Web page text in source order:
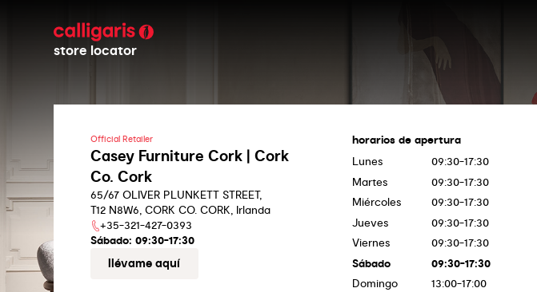
store locator
Official Retailer
Casey Furniture Cork | Cork
Co. Cork
65/67 OLIVER PLUNKETT STREET,
T12 N8W6, CORK CO. CORK, Irlanda
+35-321-427-0393
Sábado: 09:30-17:30
llévame aquí
horarios de apertura
Lunes
09:30-17:30
Martes
09:30-17:30
Miércoles
09:30-17:30
Jueves
09:30-17:30
Viernes
09:30-17:30
Sábado
09:30-17:30
Domingo
13:00-17:00